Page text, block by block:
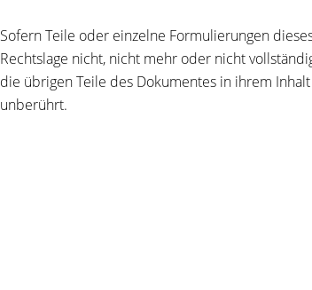
Sofern Teile oder einzelne Formulierungen
Rechtslage nicht, nicht mehr oder nicht
die übrigen Teile des Dokumentes in ihrem
unberührt.